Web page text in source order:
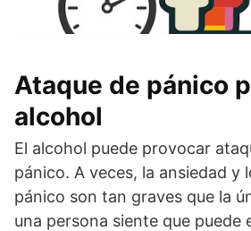
Ataque de pánico
alcohol
El alcohol puede provocar
pánico. A veces, la ansiedad y
pánico son tan graves que la
una persona siente que puede